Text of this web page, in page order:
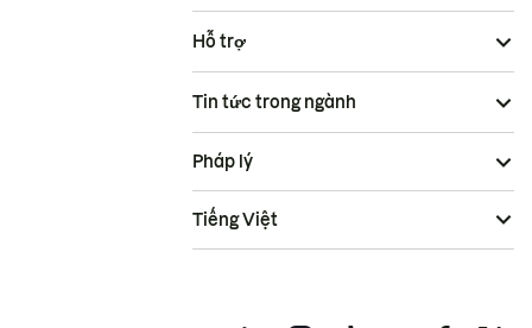
Hỗ trợ
Tin tức trong ngành
Pháp lý
Tiếng Việt